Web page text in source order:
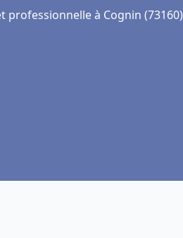
à Cognin (73160)